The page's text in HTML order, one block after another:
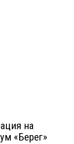
на
«Берег»